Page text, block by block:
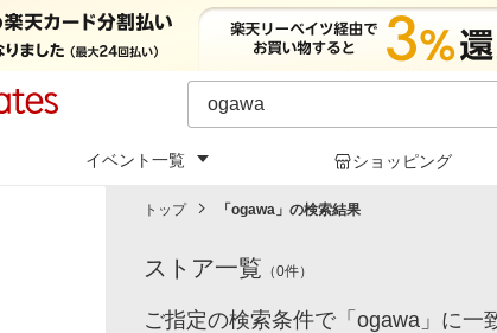
イベント一覧 ショッピング
トップ 「 ogawa 」の検索結果
ストア一覧 （0件）
ご指定の検索条件で「ogawa」に一